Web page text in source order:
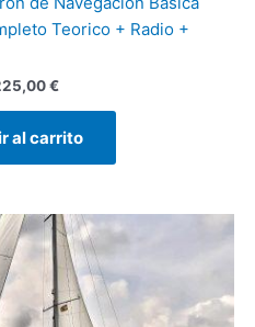
Teorico + Radio +
€
al carrito